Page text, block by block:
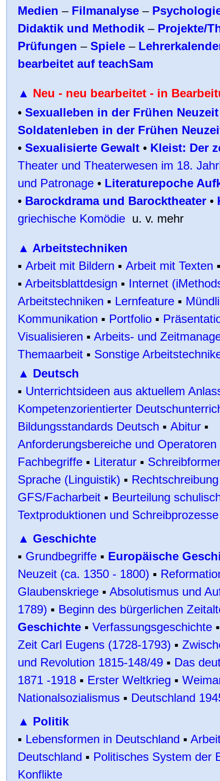
Medien – Filmanalyse –
Didaktik und Methodik – Projekte/
Prüfungen – Spiele –
bearbeitet auf teachSam
▲ Neu - neu bearbeitet - in
• Sexualleben in der Frühen Neuzeit
Soldatenleben in der Frühen
• Sexualisierte Gewalt • Kleist: Der
Theater und Theaterwesen im 18.
und Patronage • Literaturepoche
• Barockdrama und Barocktheater •
griechische Komödie u. v. mehr
▲ Arbeitstechniken
▪ Arbeit mit Bildern ▪ Arbeit mit Texten
▪ Arbeitsblattdesign ▪ Internet
Arbeitstechniken ▪ Lernfeature ▪
Kommunikation ▪ Portfolio ▪
Visualisieren ▪ Arbeits- und
Themaarbeit ▪ Sonstige
▲ Deutsch
▪ Unterrichtsideen aus aktuellem
Kompetenzorientierter
Bildungsstandards Deutsch ▪ Abitur ▪
Anforderungsbereiche und Operatoren
Fachbegriffe ▪ Literatur ▪
Sprache (Linguistik) ▪ Rechtschreibung
GFS/Facharbeit ▪ Beurteilung
Textproduktionen und Schreibprozesse
▲ Geschichte
▪ Grundbegriffe ▪ Europäische
Neuzeit (ca. 1350 - 1800) ▪
Glaubenskriege ▪ Absolutismus und
1789) ▪ Beginn des bürgerlichen
Geschichte ▪ Verfassungsgeschichte ▪
Zeit Carl Eugens (1728-1793) ▪
und Revolution 1815-148/49 ▪ Das
1871 -1918 ▪ Erster Weltkrieg ▪
Nationalsozialismus ▪ Deutschland
▲ Politik
▪ Lebensformen in Deutschland ▪
Deutschland ▪ Politisches System der
Konflikte